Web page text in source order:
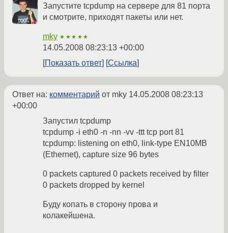
Запустите tcpdump на сервере для 81 порта
и смотрите, приходят пакеты или нет.
mky ★★★★★
14.05.2008 08:23:13 +00:00
Показать ответ
Ссылка
Ответ на: комментарий от mky 14.05.2008 08:23:13
+00:00
Запустил tcpdump
tcpdump -i eth0 -n -nn -vv -ttt tcp port 81
tcpdump: listening on eth0, link-type EN10MB
(Ethernet), capture size 96 bytes
0 packets captured 0 packets received by filter
0 packets dropped by kernel
Буду копать в сторону прова и
колакейшена.